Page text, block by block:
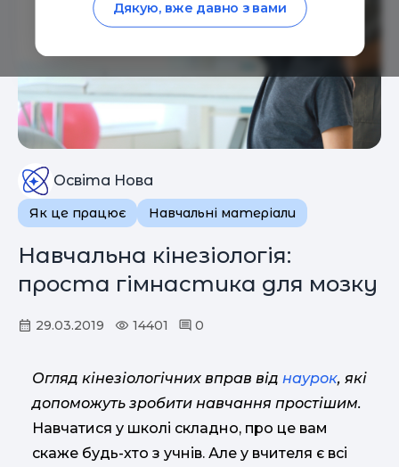
Освіта Нова
Як це працює Навчальні матеріали
Навчальна кінезіологія:
проста гімнастика для мозку
29.03.2019 14401 0
Огляд кінезіологічних вправ від наурок, які
допоможуть зробити навчання простішим.
Навчатися у школі складно, про це вам
скаже будь-хто з учнів. Але у вчителя є всі
Дякую, вже давно з вами